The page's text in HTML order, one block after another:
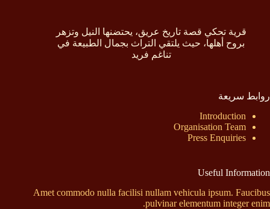
قرية تحكي قصة تاريخ عريق، يحتضنها النيل وتزهر
بروح أهلها، حيث يلتقي التراث بجمال الطبيعة في
تناغم فريد
روابط سريعة
Introduction
Organisation Team
Press Enquiries
Useful Information
Amet commodo nulla facilisi nullam vehicula ipsum. Faucibus
pulvinar elementum integer enim.